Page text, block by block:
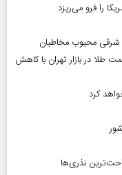
را فرو می‌ریزد
شرقی محبوب مخاطبان
۱۱ مرداد ۱۴۰۵ | افت قیمت طلا در بازار تهران با کاهش
کرد
نذری‌ها